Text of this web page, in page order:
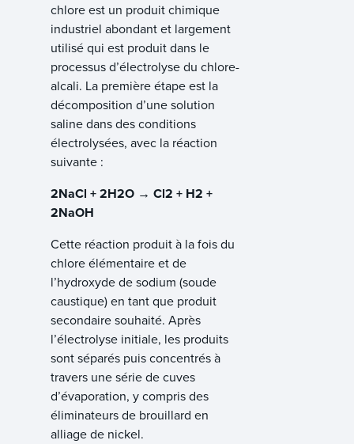
chlore est un produit chimique
industriel abondant et largement
utilisé qui est produit dans le
processus d’électrolyse du chlore-
alcali. La première étape est la
décomposition d’une solution
saline dans des conditions
électrolysées, avec la réaction
suivante :
2NaCl + 2H2O → Cl2 + H2 +
2NaOH
Cette réaction produit à la fois du
chlore élémentaire et de
l’hydroxyde de sodium (soude
caustique) en tant que produit
secondaire souhaité. Après
l’électrolyse initiale, les produits
sont séparés puis concentrés à
travers une série de cuves
d’évaporation, y compris des
éliminateurs de brouillard en
alliage de nickel.